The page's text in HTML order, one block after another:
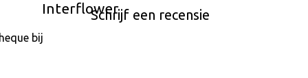
Schrijf een recensie